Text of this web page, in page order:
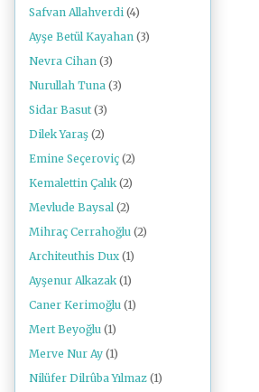
Safvan Allahverdi (4)
Ayşe Betül Kayahan (3)
Nevra Cihan (3)
Nurullah Tuna (3)
Sidar Basut (3)
Dilek Yaraş (2)
Emine Seçeroviç (2)
Kemalettin Çalık (2)
Mevlude Baysal (2)
Mihraç Cerrahoğlu (2)
Architeuthis Dux (1)
Ayşenur Alkazak (1)
Caner Kerimoğlu (1)
Mert Beyoğlu (1)
Merve Nur Ay (1)
Nilüfer Dilrûba Yılmaz (1)